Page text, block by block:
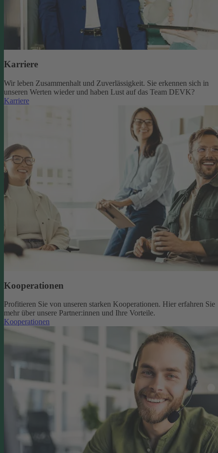
Karriere
Wir leben Zusammenhalt und Zuverlässigkeit. Sie erkennen sich in
unseren Werten wieder und haben Lust auf das Team DEVK?
Karriere
Kooperationen
Profitieren Sie von unseren starken Kooperationen. Hier erfahren Sie
mehr über unsere Partner:innen und Ihre Vorteile.
Kooperationen